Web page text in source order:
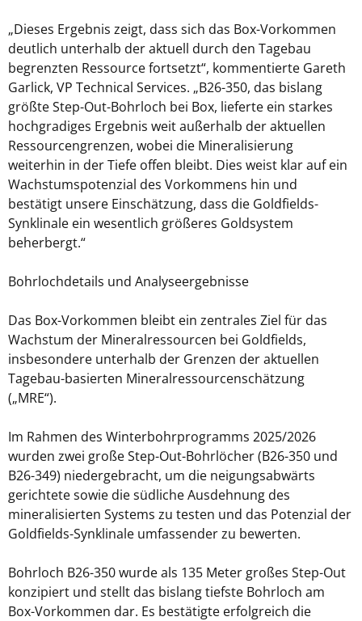
„Dieses Ergebnis zeigt, dass sich das Box-Vorkommen
deutlich unterhalb der aktuell durch den Tagebau
begrenzten Ressource fortsetzt“, kommentierte Gareth
Garlick, VP Technical Services. „B26-350, das bislang
größte Step-Out-Bohrloch bei Box, lieferte ein starkes
hochgradiges Ergebnis weit außerhalb der aktuellen
Ressourcengrenzen, wobei die Mineralisierung
weiterhin in der Tiefe offen bleibt. Dies weist klar auf ein
Wachstumspotenzial des Vorkommens hin und
bestätigt unsere Einschätzung, dass die Goldfields-
Synklinale ein wesentlich größeres Goldsystem
beherbergt.“
Bohrlochdetails und Analyseergebnisse
Das Box-Vorkommen bleibt ein zentrales Ziel für das
Wachstum der Mineralressourcen bei Goldfields,
insbesondere unterhalb der Grenzen der aktuellen
Tagebau-basierten Mineralressourcenschätzung
(„MRE“).
Im Rahmen des Winterbohrprogramms 2025/2026
wurden zwei große Step-Out-Bohrlöcher (B26-350 und
B26-349) niedergebracht, um die neigungsabwärts
gerichtete sowie die südliche Ausdehnung des
mineralisierten Systems zu testen und das Potenzial der
Goldfields-Synklinale umfassender zu bewerten.
Bohrloch B26-350 wurde als 135 Meter großes Step-Out
konzipiert und stellt das bislang tiefste Bohrloch am
Box-Vorkommen dar. Es bestätigte erfolgreich die